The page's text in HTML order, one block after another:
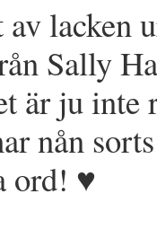
av lacken
Sally
är ju inte
nån
ord! ♥